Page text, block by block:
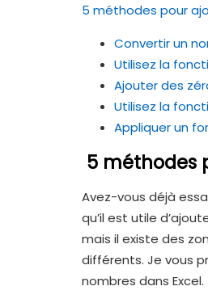
5 méthodes pour
Convertir un
Utilisez la
Ajouter des
Utilisez la
Appliquer un
5 méthodes
Avez-vous déjà
qu’il est utile
mais il existe des
différents. Je vous
nombres dans Excel.